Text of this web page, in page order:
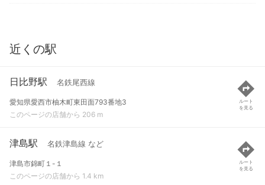
近くの駅
日比野駅 名鉄尾西線
愛知県愛西市柚木町東田面793番地3
このページの店舗から 206 m
ルート
を見る
津島駅 名鉄津島線 など
津島市錦町１-１
このページの店舗から 1.4 km
ルート
を見る